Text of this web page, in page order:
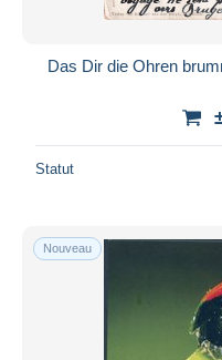
Das Dir die Ohren
Statut
Nouveau